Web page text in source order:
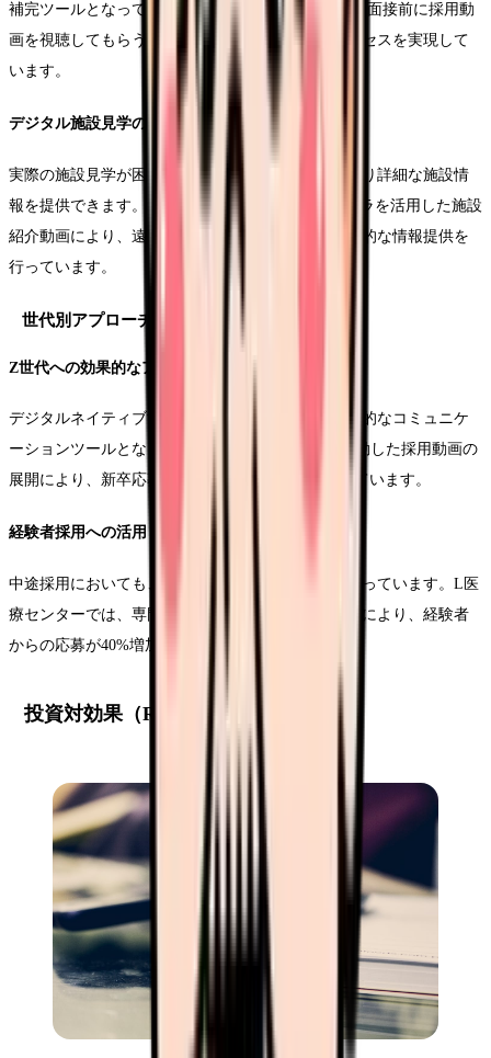
補完ツールとなっています。I病院では、オンライン面接前に採用動
画を視聴してもらうことで、より効率的な採用プロセスを実現して
います。
デジタル施設見学の実現
実際の施設見学が困難な状況下でも、採用動画により詳細な施設情
報を提供できます。J医療センターでは、360度カメラを活用した施設
紹介動画により、遠方からの応募者に対しても効果的な情報提供を
行っています。
世代別アプローチの最適化
Z世代への効果的なアプローチ
デジタルネイティブ世代に対して、動画は特に効果的なコミュニケ
ーションツールとなります。K病院では、SNSと連動した採用動画の
展開により、新卒応募者の90%以上がZ世代となっています。
経験者採用への活用
中途採用においても、採用動画は有効なツールとなっています。L医
療センターでは、専門領域別の詳細な業務紹介動画により、経験者
からの応募が40%増加しています。
投資対効果（ROI）の詳細分析